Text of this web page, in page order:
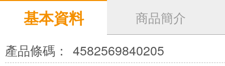
基本資料
商品簡介
產品條碼： 4582569840205